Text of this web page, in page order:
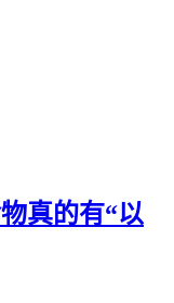
真的有“以